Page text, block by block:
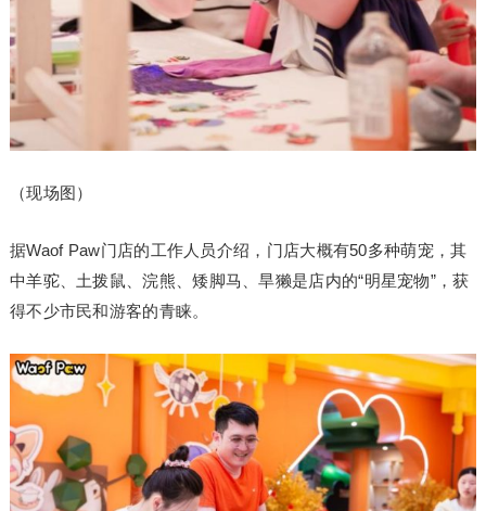
（现场图）
据Waof Paw门店的工作人员介绍，门店大概有50多种萌宠，其
中羊驼、土拨鼠、浣熊、矮脚马、旱獭是店内的“明星宠物”，获
得不少市民和游客的青睐。